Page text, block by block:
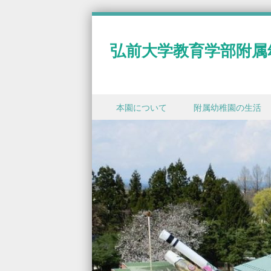
弘前大学教育学部附
Menu
Skip to content
本園について 附属幼稚園の生活